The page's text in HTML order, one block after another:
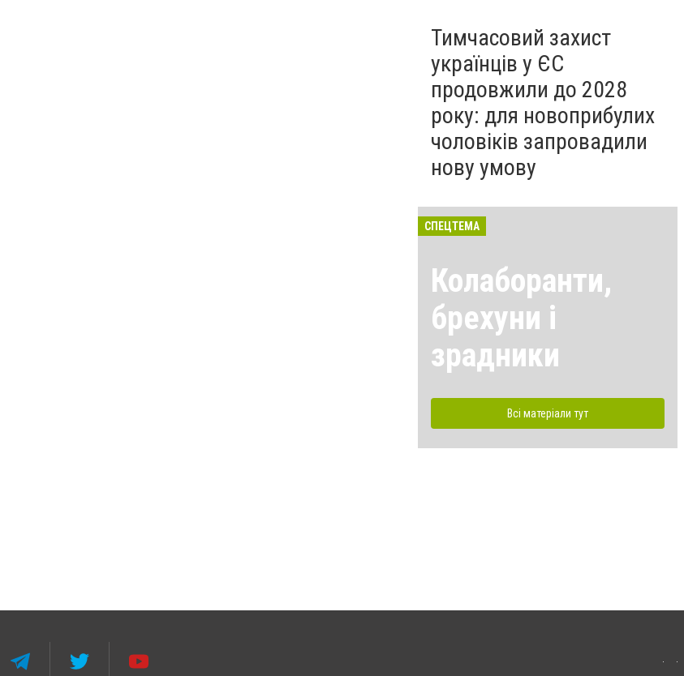
Тимчасовий захист
українців у ЄС
продовжили до 2028
року: для новоприбулих
чоловіків запровадили
нову умову
СПЕЦТЕМА
Колаборанти,
брехуни і
зрадники
Всі матеріали тут